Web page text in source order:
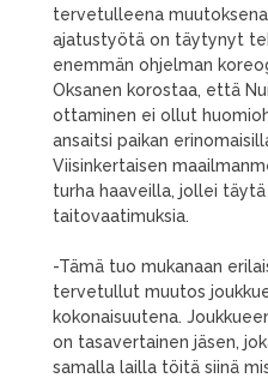
tervetulleena
ajatustyötä on täytynyt
enemmän ohjelman
Oksanen korostaa, että
ottaminen ei ollut
ansaitsi paikan
Viisinkertaisen
turha haaveilla, jollei
taitovaatimuksia.
-Tämä tuo mukanaan
tervetullut muutos
kokonaisuutena.
on tasavertainen jäsen,
samalla lailla töitä siinä